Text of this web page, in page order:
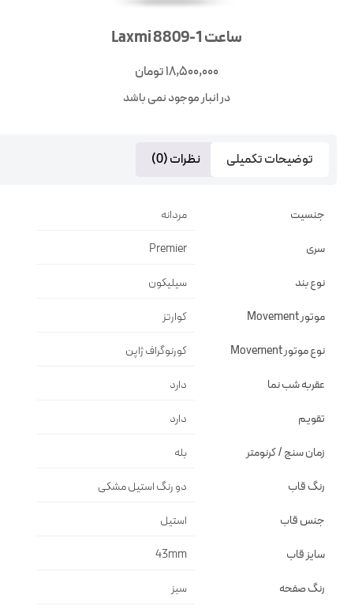
ساعت Laxmi 8809-1
18,500,000تومان
در انبار موجود نمی باشد
توضیحات تکمیلی نظرات (0)
جنسیت مردانه
سری Premier
نوع بند سيليكون
موتور Movement کوارتز
نوع موتور Movement کورنوگراف ژاپن
عقربه شب نما دارد
تقویم دارد
زمان سنج / کرنومتر بله
رنگ قاب دو رنگ استيل مشكى
جنس قاب استيل
سایز قاب 43mm
رنگ صفحه سبز